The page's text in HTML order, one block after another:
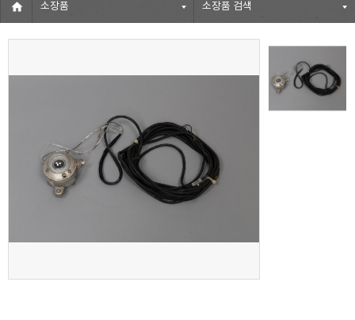
소장품 소장품 검색